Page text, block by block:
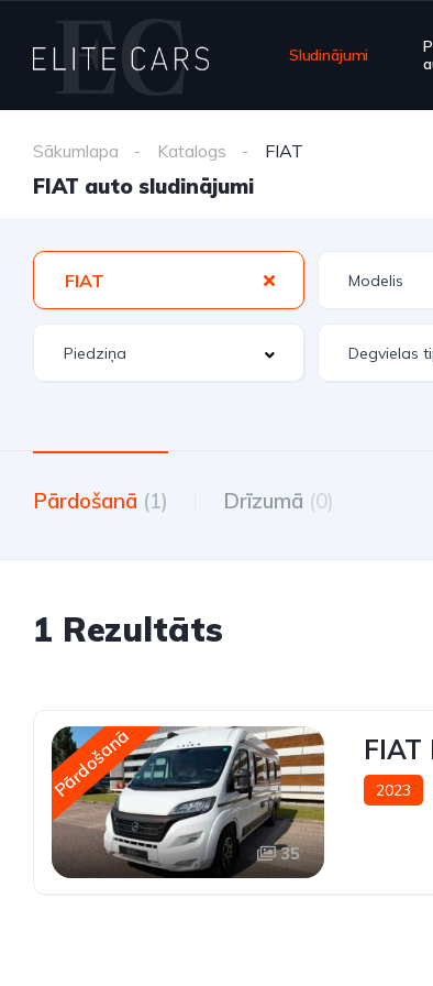
Sludinājumi
Sākumlapa Katalogs FIAT
FIAT auto sludinājumi
FIAT
Pārdošanā (1) Drīzumā (0)
1 Rezultāts
Pārdošanā
35
FIAT
2023